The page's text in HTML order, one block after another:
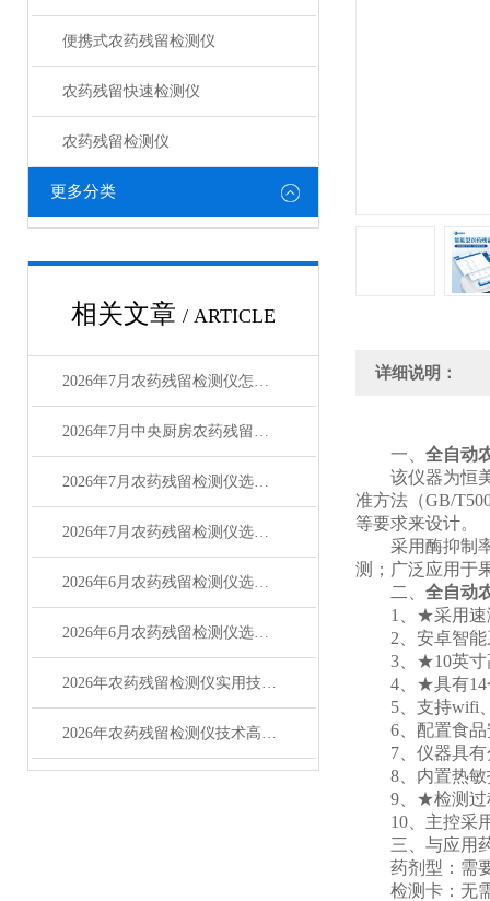
便携式农药残留检测仪
农药残留快速检测仪
农药残留检测仪
更多分类
相关文章 / ARTICLE
2026年7月农药残留检测仪怎么选？中央厨房选购指南
2026年7月中央厨房农药残留检测仪怎么选？高性价比厂家测评
2026年7月农药残留检测仪选购指南：品牌性价比对比
2026年7月农药残留检测仪选购指南：品牌对比测评
2026年6月农药残留检测仪选购攻略（适配多场景检测）
2026年6月农药残留检测仪选购攻略（适配食品检测场景）
2026年农药残留检测仪实用技术问答指南
2026年农药残留检测仪技术高频问答指南
详细说明：
一、 全自动
该仪器为恒美
准方法（GB/
等要求来设计。
采用酶抑制率
测；广泛应用于
二、 全自动
1、★采用速测
2、安卓智能
3、★10英寸高
4、★具有14个
5、支持wifi、
6、配置食品安
7、仪器具有分
8、内置热敏
9、★检测过程
10、主控采用
三、与应用药
药剂型：需要
检测卡：无需